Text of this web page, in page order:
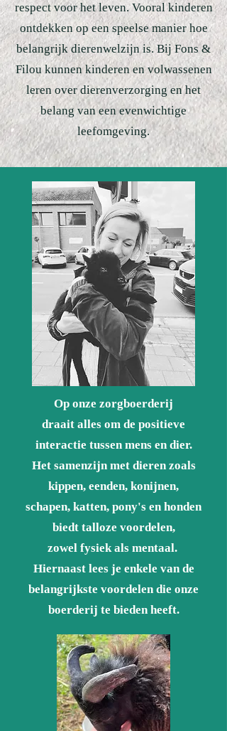
respect voor het leven. Vooral kinderen
ontdekken op een speelse manier hoe
belangrijk dierenwelzijn is. Bij Fons &
Filou kunnen kinderen en volwassenen
leren over dierenverzorging en het
belang van een evenwichtige
leefomgeving.
Op onze zorgboerderij
draait alles om de positieve
interactie tussen mens en dier.
Het samenzijn met dieren zoals
kippen, eenden, konijnen,
schapen, katten, pony's en honden
biedt talloze voordelen,
zowel fysiek als mentaal.
Hiernaast lees je enkele van de
belangrijkste voordelen die onze
boerderij te bieden heeft.